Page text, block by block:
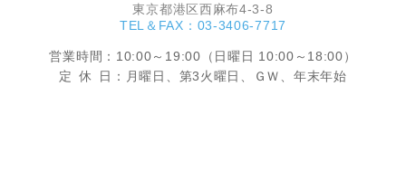
東京都港区西麻布4-3-8
TEL＆FAX：03-3406-7717
営業時間 ：10:00～19:00（日曜日 10:00～18:00）
定休
日：月曜日、第3火曜日、ＧＷ、年末年始